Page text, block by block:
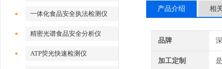
一体化食品安全执法检测仪
精密光谱食品安全分析仪
ATP荧光快速检测仪
产品介绍 相
品牌
加工定制 是